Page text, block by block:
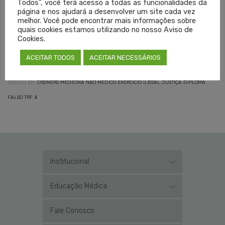
presidente do Cremers, Eduardo Neubarth Trindade.
Texto: Antônio Bavaresco
Edição: Sílvia Lago
TAGGED EM: CREMERS MEDICINA NÃO MÉDICO EXERCÍCIO ILEGAL JUSTIÇA DIPLOMA
FALSO TRF 4
Institucional
Educação Médica
Fale Conosco
Todos", você terá acesso a todas as funcionalidades da
página e nos ajudará a desenvolver um site cada vez
melhor. Você pode encontrar mais informações sobre
quais cookies estamos utilizando no nosso Aviso de
Cookies.
ACEITAR TODOS ACEITAR NECESSÁRIOS